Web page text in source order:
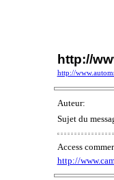
http://
http://
Auteur:
Sujet du
Access
http://